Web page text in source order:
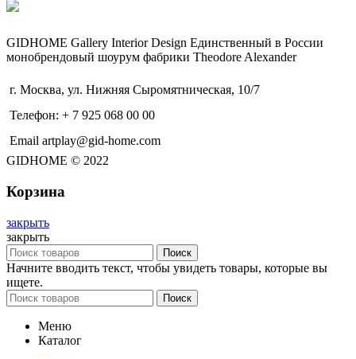
GIDHOME Gallery Interior Design Единственный в России
монобрендовый шоурум фабрики Theodore Alexander
г. Москва, ул. Нижняя Сыромятническая, 10/7
Телефон: + 7 925 068 00 00
Email artplay@gid-home.com
GIDHOME © 2022
Корзина
закрыть
закрыть
Поиск
Начните вводить текст, чтобы увидеть товары, которые вы
ищете.
Поиск
Меню
Каталог